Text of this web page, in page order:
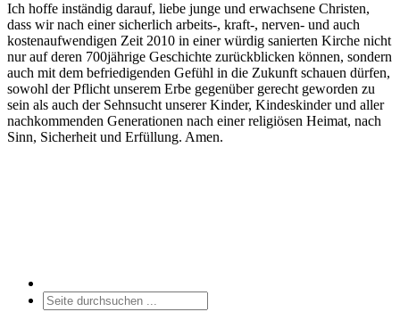
Ich hoffe inständig darauf, liebe junge und erwachsene Christen,
dass wir nach einer sicherlich arbeits-, kraft-, nerven- und auch
kostenaufwendigen Zeit 2010 in einer würdig sanierten Kirche nicht
nur auf deren 700jährige Geschichte zurückblicken können, sondern
auch mit dem befriedigenden Gefühl in die Zukunft schauen dürfen,
sowohl der Pflicht unserem Erbe gegenüber gerecht geworden zu
sein als auch der Sehnsucht unserer Kinder, Kindeskinder und aller
nachkommenden Generationen nach einer religiösen Heimat, nach
Sinn, Sicherheit und Erfüllung. Amen.